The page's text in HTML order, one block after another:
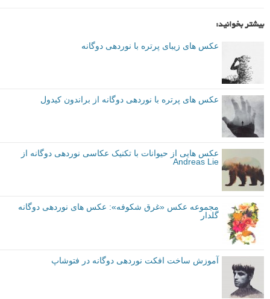
بیشتر بخوانید:
عکس های زیبای پرتره با نوردهی دوگانه
عکس های پرتره با نوردهی دوگانه از براندون کیدول
عکس هایی از حیوانات با تکنیک عکاسی نوردهی دوگانه از
Andreas Lie
مجموعه عکس «غرق شکوفه»: عکس های نوردهی دوگانه
گلدار
آموزش ساخت افکت نوردهی دوگانه در فتوشاپ